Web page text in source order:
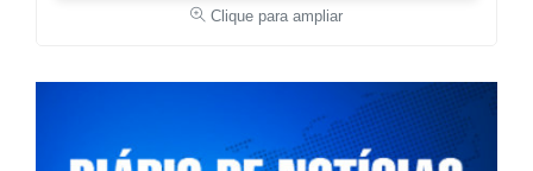
Clique para ampliar